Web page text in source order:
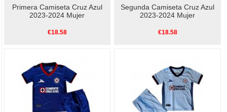
Primera Camiseta Cruz Azul
2023-2024 Mujer
€18.58
Segunda Camiseta Cruz Azul
2023-2024 Mujer
€18.58